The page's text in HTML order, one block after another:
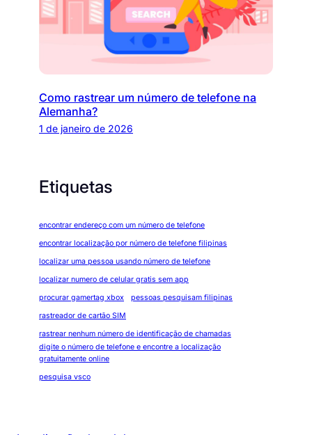
Como rastrear um número de telefone na
Alemanha?
1 de janeiro de 2026
Etiquetas
encontrar endereço com um número de telefone
encontrar localização por número de telefone filipinas
localizar uma pessoa usando número de telefone
localizar numero de celular gratis sem app
procurar gamertag xbox
pessoas pesquisam filipinas
rastreador de cartão SIM
rastrear nenhum número de identificação de chamadas
digite o número de telefone e encontre a localização
gratuitamente online
pesquisa vsco